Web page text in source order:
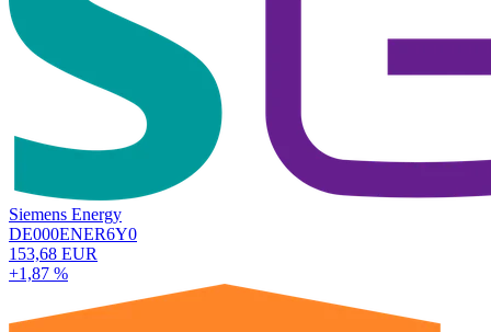
Siemens Energy
DE000ENER6Y0
153,68 EUR
+1,87 %